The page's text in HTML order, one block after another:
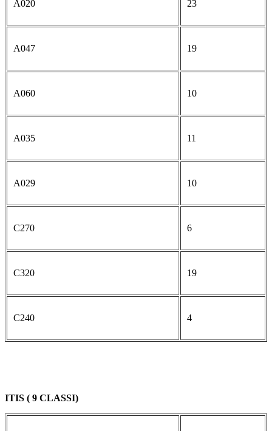
A020 23
A047 19
A060 10
A035 11
A029 10
C270 6
C320 19
C240 4
ITIS ( 9 CLASSI)